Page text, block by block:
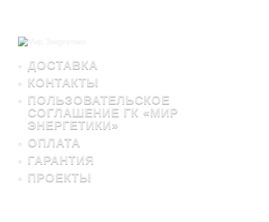
ДОСТАВКА
КОНТАКТЫ
ПОЛЬЗОВАТЕЛЬСКОЕ
СОГЛАШЕНИЕ ГК «МИР
ЭНЕРГЕТИКИ»
ОПЛАТА
ГАРАНТИЯ
ПРОЕКТЫ